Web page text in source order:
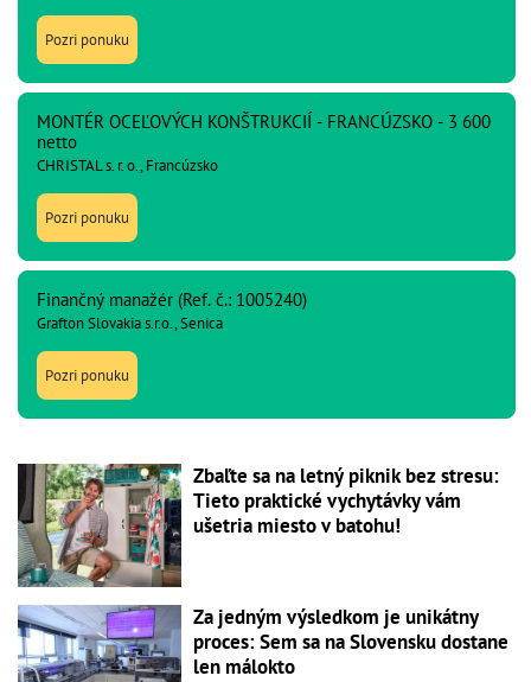
Pozri ponuku
MONTÉR OCEĽOVÝCH KONŠTRUKCIÍ - FRANCÚZSKO - 3 600
netto
CHRISTAL s. r. o., Francúzsko
Pozri ponuku
Finančný manažér (Ref. č.: 1005240)
Grafton Slovakia s.r.o., Senica
Pozri ponuku
Zbaľte sa na letný piknik bez stresu:
Tieto praktické vychytávky vám
ušetria miesto v batohu!
Za jedným výsledkom je unikátny
proces: Sem sa na Slovensku dostane
len málokto